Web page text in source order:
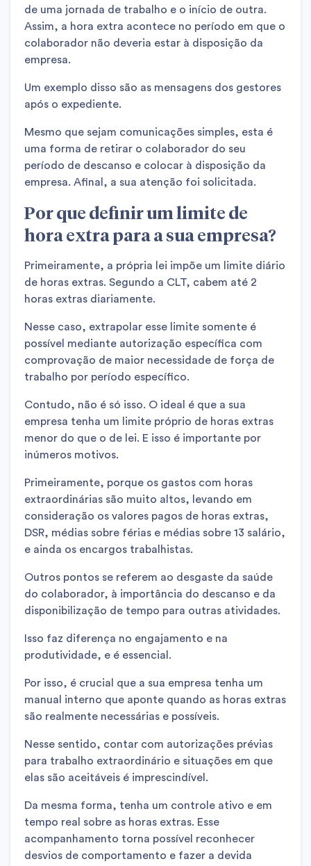
de uma jornada de trabalho e o início de outra.
Assim, a hora extra acontece no período em que o
colaborador não deveria estar à disposição da
empresa.
Um exemplo disso são as mensagens dos gestores
após o expediente.
Mesmo que sejam comunicações simples, esta é
uma forma de retirar o colaborador do seu
período de descanso e colocar à disposição da
empresa. Afinal, a sua atenção foi solicitada.
Por que definir um limite de
hora extra para a sua empresa?
Primeiramente, a própria lei impõe um limite diário
de horas extras. Segundo a CLT, cabem até 2
horas extras diariamente.
Nesse caso, extrapolar esse limite somente é
possível mediante autorização específica com
comprovação de maior necessidade de força de
trabalho por período específico.
Contudo, não é só isso. O ideal é que a sua
empresa tenha um limite próprio de horas extras
menor do que o de lei. E isso é importante por
inúmeros motivos.
Primeiramente, porque os gastos com horas
extraordinárias são muito altos, levando em
consideração os valores pagos de horas extras,
DSR, médias sobre férias e médias sobre 13 salário,
e ainda os encargos trabalhistas.
Outros pontos se referem ao desgaste da saúde
do colaborador, à importância do descanso e da
disponibilização de tempo para outras atividades.
Isso faz diferença no engajamento e na
produtividade, e é essencial.
Por isso, é crucial que a sua empresa tenha um
manual interno que aponte quando as horas extras
são realmente necessárias e possíveis.
Nesse sentido, contar com autorizações prévias
para trabalho extraordinário e situações em que
elas são aceitáveis é imprescindível.
Da mesma forma, tenha um controle ativo e em
tempo real sobre as horas extras. Esse
acompanhamento torna possível reconhecer
desvios de comportamento e fazer a devida